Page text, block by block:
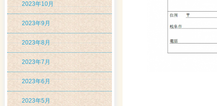
2023年10月
2023年9月
2023年8月
2023年7月
2023年6月
2023年5月